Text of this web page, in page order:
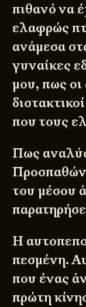
πιθανό να
ελαφρώς
ανάμεσα
γυναίκες
μου, πως οι
που τους
Πως
του μέσου
Η
πεσμένη.
που ένας
πρώτη